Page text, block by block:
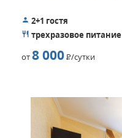
2+1 гостя
трехразовое питание
от8 000Р/сутки